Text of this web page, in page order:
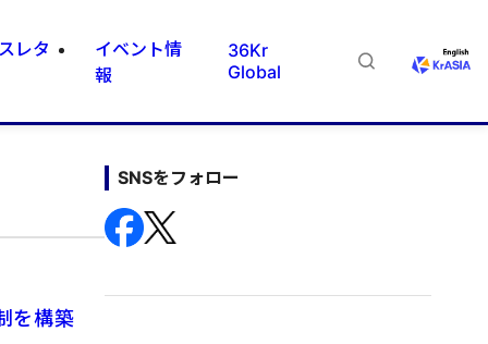
レタ
イベント情
報
36Kr
Global
を構築
SNSをフォロー